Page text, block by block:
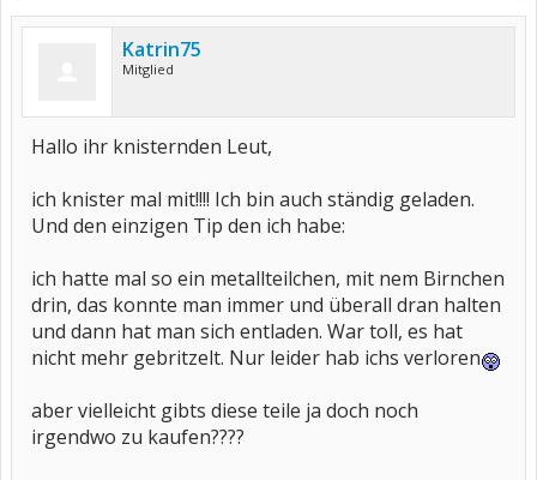
Katrin75
Mitglied
Hallo ihr knisternden Leut,
ich knister mal mit!!!! Ich bin auch ständig geladen.
Und den einzigen Tip den ich habe:
ich hatte mal so ein metallteilchen, mit nem Birnchen
drin, das konnte man immer und überall dran halten
und dann hat man sich entladen. War toll, es hat
nicht mehr gebritzelt. Nur leider hab ichs verloren
aber vielleicht gibts diese teile ja doch noch
irgendwo zu kaufen????